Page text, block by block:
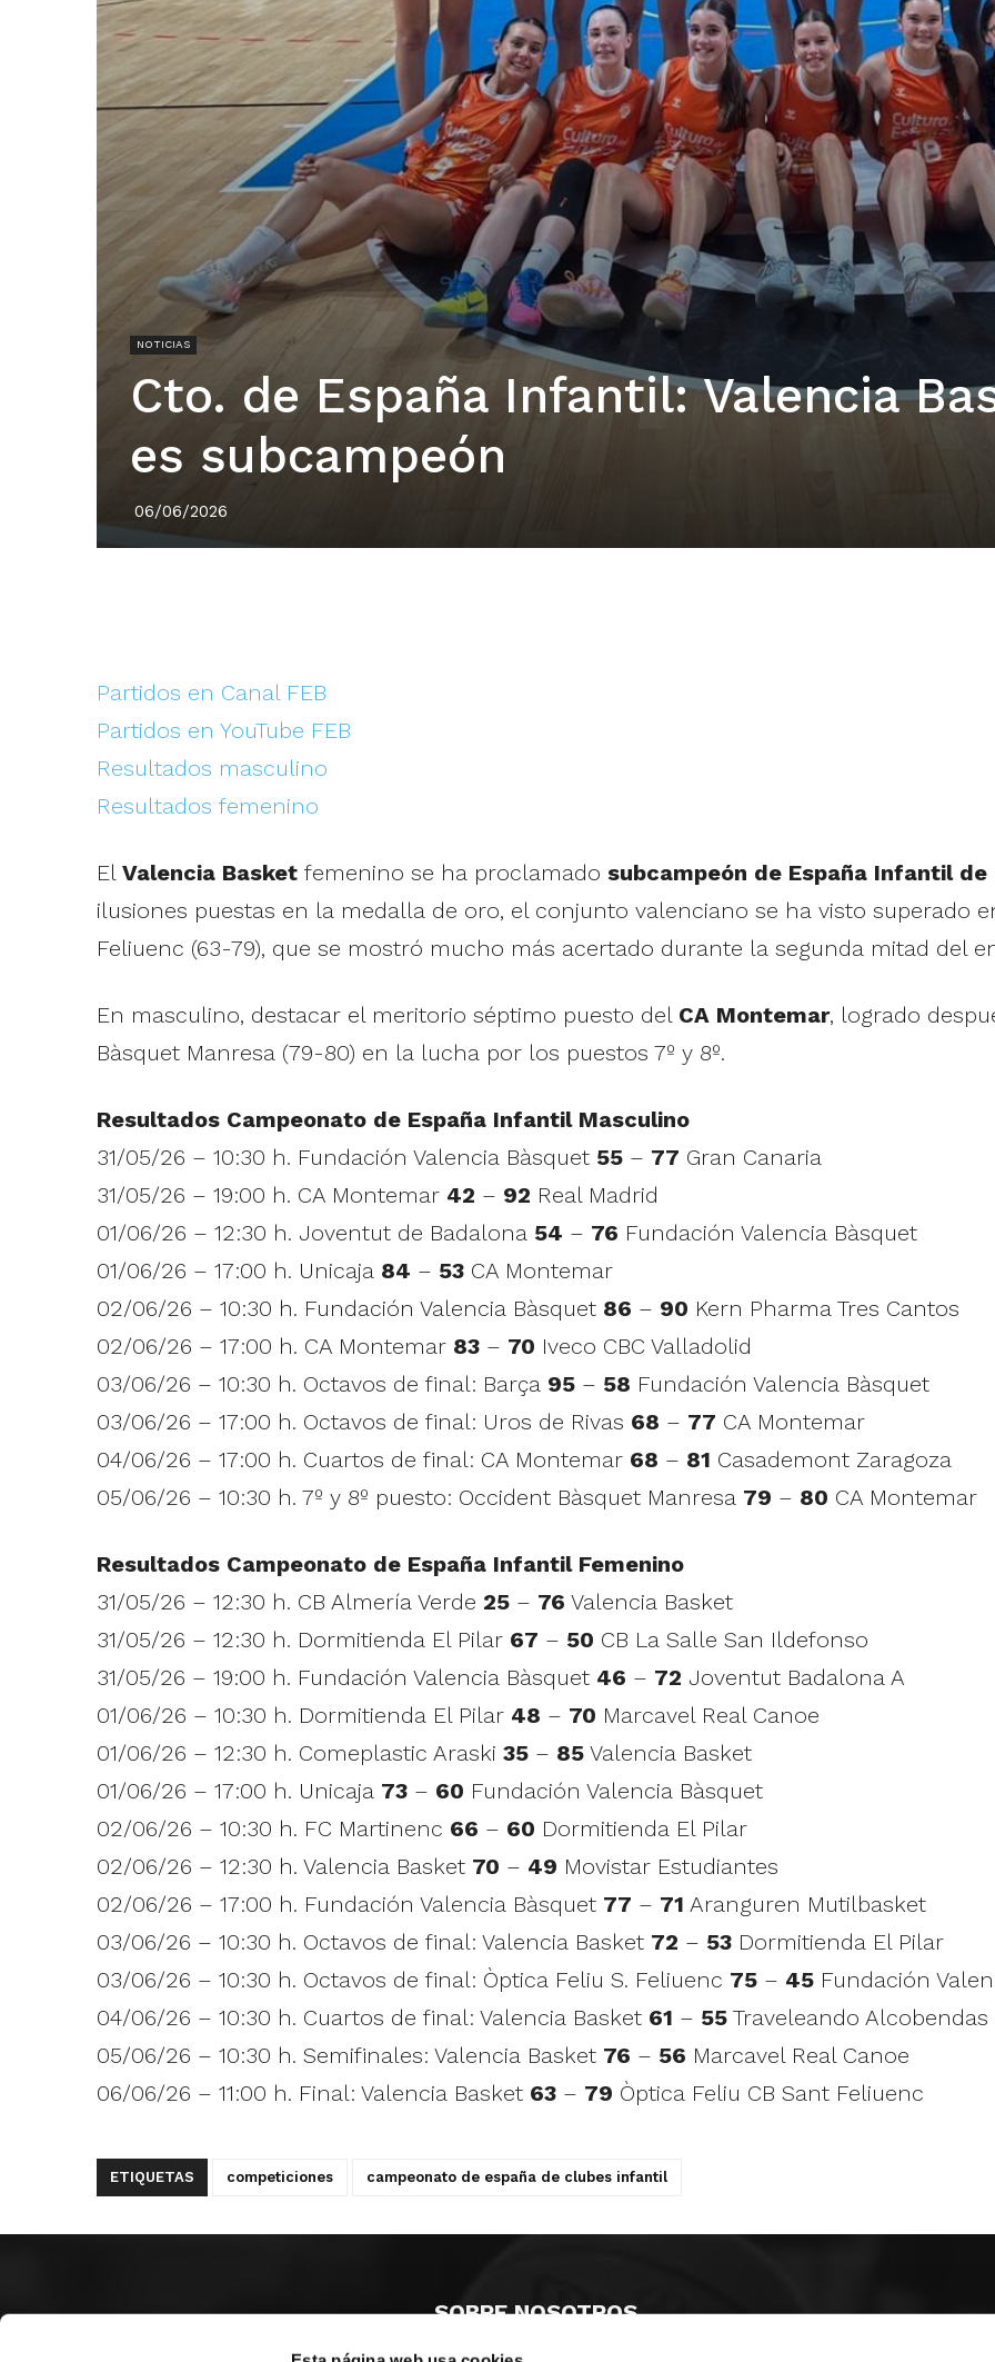
NOTICIAS
Cto. de España Infantil: Valencia
es subcampeón
06/06/2026
Partidos en Canal FEB
Partidos en YouTube FEB
Resultados masculino
Resultados femenino
El Valencia Basketfemenino se ha proclamado subcampeón de España Infantil de
ilusiones puestas en la medalla de oro, el conjunto valenciano se ha visto superado
Feliuenc (63-79), que se mostró mucho más acertado durante la segunda mitad del
En masculino, destacar el meritorio séptimo puesto del CA Montemar, logrado
Bàsquet Manresa (79-80) en la lucha por los puestos 7º y 8º.
Resultados Campeonato de España Infantil Masculino
31/05/26 – 10:30 h. Fundación Valencia Bàsquet 55– 77 Gran Canaria
31/05/26 – 19:00 h. CA Montemar 42 – 92 Real Madrid
01/06/26 – 12:30 h. Joventut de Badalona 54 – 76 Fundación Valencia Bàsquet
01/06/26 – 17:00 h. Unicaja 84 – 53CA Montemar
02/06/26 – 10:30 h. Fundación Valencia Bàsquet 86 – 90 Kern Pharma Tres Cantos
02/06/26 – 17:00 h. CA Montemar 83– 70 Iveco CBC Valladolid
03/06/26 – 10:30 h. Octavos de final: Barça 95– 58 Fundación Valencia Bàsquet
03/06/26 – 17:00 h. Octavos de final: Uros de Rivas 68 – 77 CA Montemar
04/06/26 – 17:00 h. Cuartos de final: CA Montemar 68 – 81 Casademont Zaragoza
05/06/26 – 10:30 h. 7º y 8º puesto: Occident Bàsquet Manresa 79 – 80 CA Montemar
Resultados Campeonato de España Infantil Femenino
31/05/26 – 12:30 h. CB Almería Verde 25– 76 Valencia Basket
31/05/26 – 12:30 h. Dormitienda El Pilar 67 – 50 CB La Salle San Ildefonso
31/05/26 – 19:00 h. Fundación Valencia Bàsquet 46 – 72 Joventut Badalona A
01/06/26 – 10:30 h. Dormitienda El Pilar 48 – 70 Marcavel Real Canoe
01/06/26 – 12:30 h. Comeplastic Araski 35– 85Valencia Basket
01/06/26 – 17:00 h. Unicaja 73– 60 Fundación Valencia Bàsquet
02/06/26 – 10:30 h. FC Martinenc 66 – 60 Dormitienda El Pilar
02/06/26 – 12:30 h. Valencia Basket 70 – 49 Movistar Estudiantes
02/06/26 – 17:00 h. Fundación Valencia Bàsquet 77 – 71 Aranguren Mutilbasket
03/06/26 – 10:30 h. Octavos de final: Valencia Basket 72 – 53Dormitienda El Pilar
03/06/26 – 10:30 h. Octavos de final: Òptica Feliu S. Feliuenc 75– 45Fundación
04/06/26 – 10:30 h. Cuartos de final: Valencia Basket 61 – 55Traveleando Alcobendas
05/06/26 – 10:30 h. Semifinales: Valencia Basket 76 – 56 Marcavel Real Canoe
06/06/26 – 11:00 h. Final: Valencia Basket 63– 79 Òptica Feliu CB Sant Feliuenc
ETIQUETAS competiciones campeonato de españa de clubes infantil
SOBRE NOSOTROS